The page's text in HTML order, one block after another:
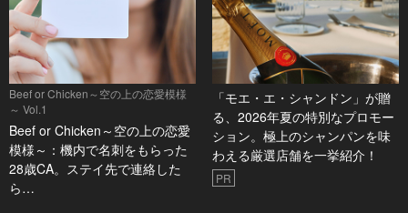
Beef or Chicken～空の上の恋愛模様
～ Vol.1
Beef or Chicken～空の上の恋愛
模様～：機内で名刺をもらった
28歳CA。ステイ先で連絡した
ら…
「モエ・エ・シャンドン」が贈
る、2026年夏の特別なプロモー
ション。極上のシャンパンを味
わえる厳選店舗を一挙紹介！
PR